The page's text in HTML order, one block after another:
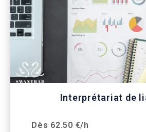
Interprétariat de
Dès 62.50 €/h